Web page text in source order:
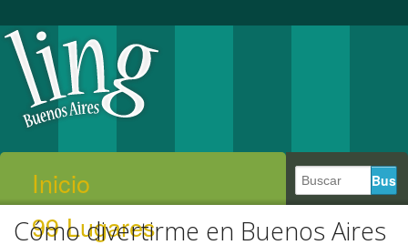
Inicio
99 Lugares
Cómo divertirme en Buenos Aires